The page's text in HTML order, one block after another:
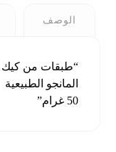
الوصف
“طبقات من كيك
المانجو الطبيعية
50 غرام”